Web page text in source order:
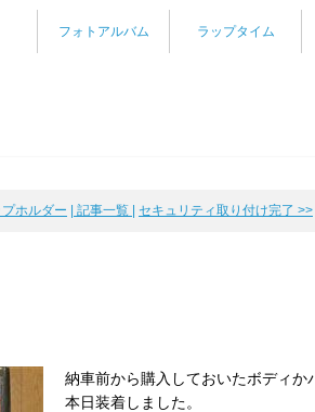
フォトアルバム ラップタイム
ルダー | 記事一覧 | セキュリティ取り付け完了 >>
納車前から購入しておいたボディか
本日装着しました。